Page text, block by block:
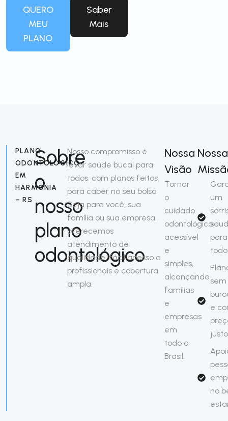
QUERO
MEU
PLANO
Saber
Mais
PLANO
ODONTOLÓGICO
EM
HARMONIA
– RS
Sobre
o
nosso
plano
odontológico
Nosso compromisso é
levar saúde bucal para
todos, com planos feitos
para caber no seu bolso.
Seja para você, sua
família ou sua empresa,
oferecemos
atendimento de
qualidade, fácil acesso a
profissionais e cobertura
ampla.
Nossa
Visão
Tornar
o
cuidado
odontológico
acessível
e
simples,
alcançando
famílias
e
empresas
em
todo o
Brasil.
Nossa
um
para
sem
e
justo
no